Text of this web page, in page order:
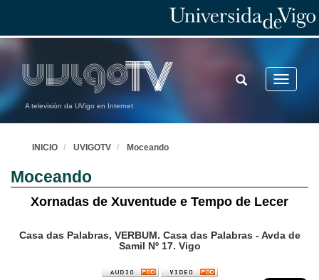
A televisión da UVigo en Internet
Toggle
TOGGLE
SEARCH
INICIO UVIGOTV Moceando
Moceando
Xornadas de Xuventude e Tempo de Lecer
Casa das Palabras, VERBUM. Casa das Palabras - Avda de
Samil Nº 17. Vigo